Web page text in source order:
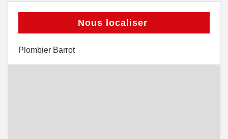
Nous localiser
Plombier Barrot